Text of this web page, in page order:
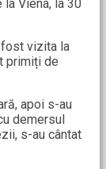
Viena, la 30
fost vizita la
primiți de
apoi s-au
demersul
s-au cântat